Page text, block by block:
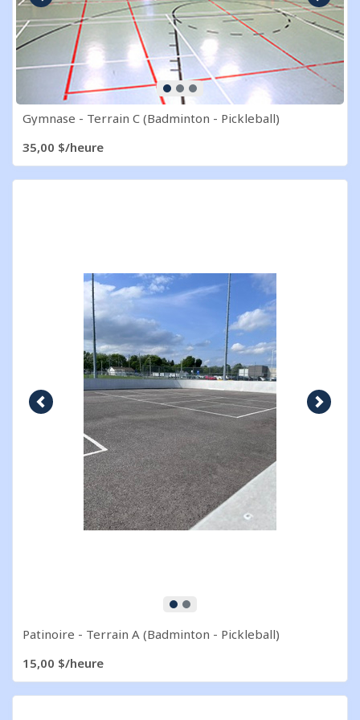
Gymnase - Terrain C (Badminton - Pickleball)
35,00 $/heure
Image précédente Image
Patinoire - Terrain A (Badminton - Pickleball)
15,00 $/heure